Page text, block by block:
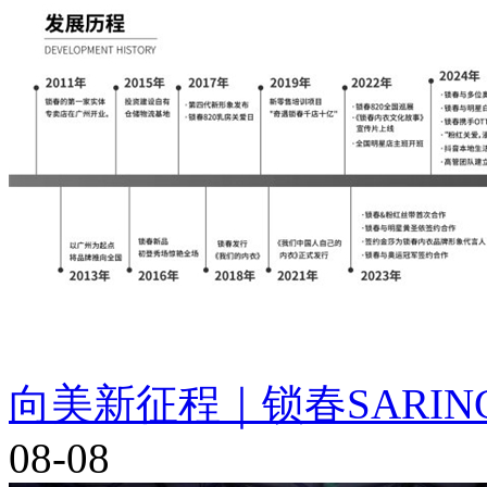
向美新征程｜锁春
08-08